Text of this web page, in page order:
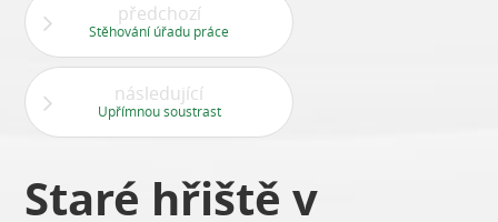
předchozí
Stěhování úřadu práce
následující
Upřímnou soustrast
Staré hřiště v